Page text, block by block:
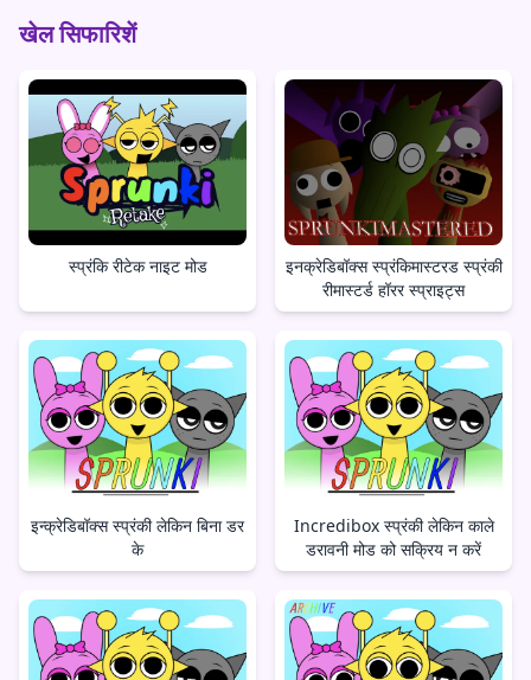
खेल सिफारिशें
स्प्रंकि रीटेक नाइट मोड
इनक्रेडिबॉक्स स्प्रंकिमास्टरड स्प्रंकी
रीमास्टर्ड हॉरर स्प्राइट्स
इन्क्रेडिबॉक्स स्प्रंकी लेकिन बिना डर
के
Incredibox स्प्रंकी लेकिन काले
डरावनी मोड को सक्रिय न करें